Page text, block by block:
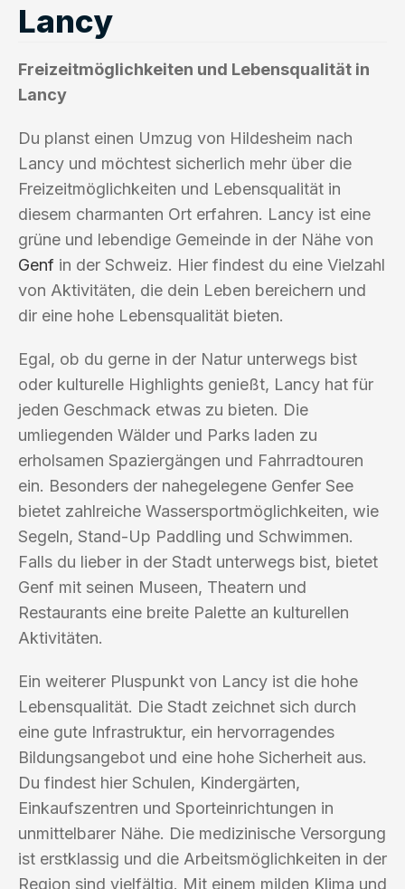
Lancy
Freizeitmöglichkeiten und Lebensqualität in
Lancy
Du planst einen Umzug von Hildesheim nach
Lancy und möchtest sicherlich mehr über die
Freizeitmöglichkeiten und Lebensqualität in
diesem charmanten Ort erfahren. Lancy ist eine
grüne und lebendige Gemeinde in der Nähe von
Genf in der Schweiz. Hier findest du eine Vielzahl
von Aktivitäten, die dein Leben bereichern und
dir eine hohe Lebensqualität bieten.
Egal, ob du gerne in der Natur unterwegs bist
oder kulturelle Highlights genießt, Lancy hat für
jeden Geschmack etwas zu bieten. Die
umliegenden Wälder und Parks laden zu
erholsamen Spaziergängen und Fahrradtouren
ein. Besonders der nahegelegene Genfer See
bietet zahlreiche Wassersportmöglichkeiten, wie
Segeln, Stand-Up Paddling und Schwimmen.
Falls du lieber in der Stadt unterwegs bist, bietet
Genf mit seinen Museen, Theatern und
Restaurants eine breite Palette an kulturellen
Aktivitäten.
Ein weiterer Pluspunkt von Lancy ist die hohe
Lebensqualität. Die Stadt zeichnet sich durch
eine gute Infrastruktur, ein hervorragendes
Bildungsangebot und eine hohe Sicherheit aus.
Du findest hier Schulen, Kindergärten,
Einkaufszentren und Sporteinrichtungen in
unmittelbarer Nähe. Die medizinische Versorgung
ist erstklassig und die Arbeitsmöglichkeiten in der
Region sind vielfältig. Mit einem milden Klima und